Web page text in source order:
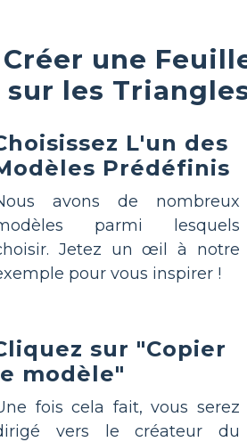
une
sur les
L'un des
Prédéfinis
avons de nombreux
parmi lesquels
Jetez un œil à notre
pour vous inspirer !
sur "Copier
modèle"
fois cela fait, vous serez
vers le créateur du